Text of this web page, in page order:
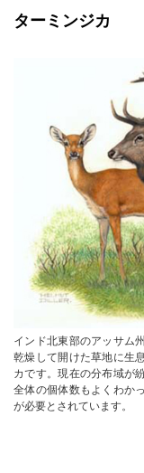
ターミンジカ
インド北東部のアッサム
乾燥して開けた草地に生
カです。現在の分布域が
全体の個体数もよくわか
が必要とされています。